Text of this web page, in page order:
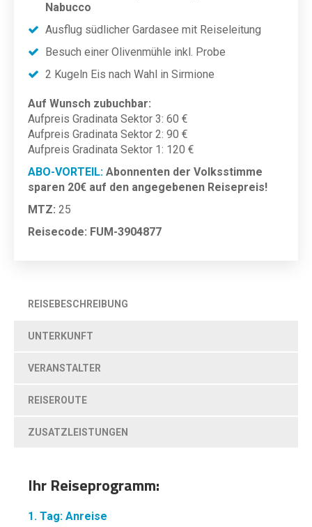
Nabucco
Ausflug südlicher Gardasee mit Reiseleitung
Besuch einer Olivenmühle inkl. Probe
2 Kugeln Eis nach Wahl in Sirmione
Auf Wunsch zubuchbar:
Aufpreis Gradinata Sektor 3: 60 €
Aufpreis Gradinata Sektor 2: 90 €
Aufpreis Gradinata Sektor 1: 120 €
ABO-VORTEIL: Abonnenten der Volksstimme
sparen 20€ auf den angegebenen Reisepreis!
MTZ: 25
Reisecode: FUM-3904877
REISEBESCHREIBUNG
UNTERKUNFT
VERANSTALTER
REISEROUTE
ZUSATZLEISTUNGEN
Ihr Reiseprogramm:
1. Tag: Anreise